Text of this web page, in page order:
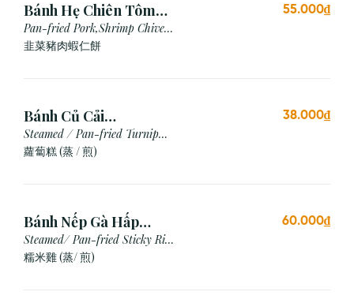
Bánh Hẹ Chiên Tôm
Thịt
Pan-fried Pork,Shrimp Chive
Cake
韭菜豬肉蝦仁餅
55.000₫
Bánh Củ Cải
Hấp/Chiên (3 viên)
Steamed / Pan-fried Turnip
Cake
蘿蔔糕 (蒸 / 煎)
38.000₫
Bánh Nếp Gà Hấp
/Chiên (2 cái)
Steamed/ Pan-fried Sticky Rice
Chicken
糯米雞 (蒸/ 煎)
60.000₫